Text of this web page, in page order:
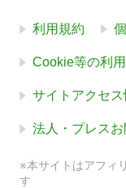
利用規約
Cookie等の利
サイトアクセ
法人・プレス
※本サイトはアフィ
す